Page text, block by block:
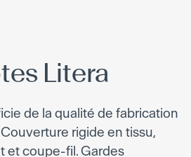
Litera
de la qualité de fabrication
rigide en tissu,
et coupe-fil. Gardes